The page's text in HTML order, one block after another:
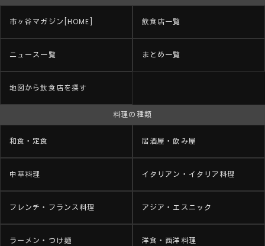
市ヶ谷マガジン[HOME] 飲食店一覧
ニュース一覧 まとめ一覧
地図から飲食店を探す
料理の種類
和食・定食 居酒屋・飲み屋
中華料理 イタリアン・イタリア料理
フレンチ・フランス料理 アジア・エスニック
ラーメン・つけ麺 洋食・西洋料理